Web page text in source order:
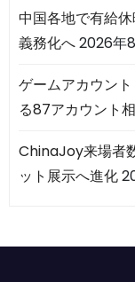
中国各地で有給
義務化へ2026年
ゲームアカウン
る87アカウント
ChinaJoy来場者
ット展示へ進化